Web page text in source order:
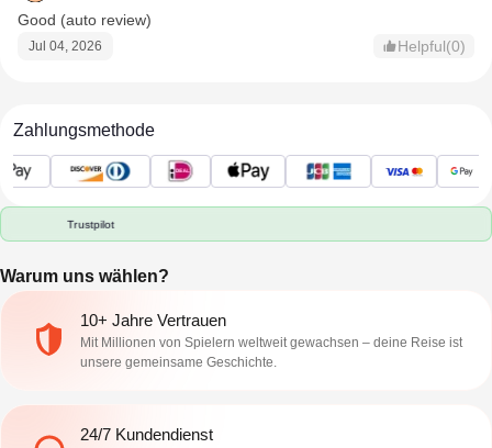
Good (auto review)
Jul 04, 2026 Helpful(0)
Zahlungsmethode
Trustpilot
Warum uns wählen?
10+ Jahre Vertrauen
Mit Millionen von Spielern weltweit gewachsen – deine Reise ist
unsere gemeinsame Geschichte.
24/7 Kundendienst